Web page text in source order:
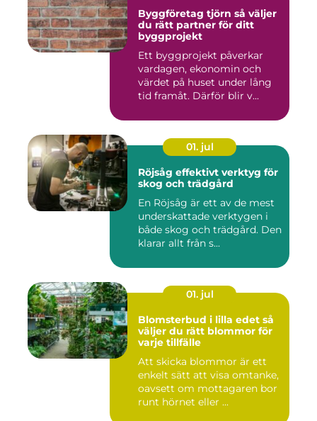
Byggföretag tjörn så väljer
du rätt partner för ditt
byggprojekt
Ett byggprojekt påverkar
vardagen, ekonomin och
värdet på huset under lång
tid framåt. Därför blir v...
01. jul
Röjsåg effektivt verktyg för
skog och trädgård
En Röjsåg är ett av de mest
underskattade verktygen i
både skog och trädgård. Den
klarar allt från s...
01. jul
Blomsterbud i lilla edet så
väljer du rätt blommor för
varje tillfälle
Att skicka blommor är ett
enkelt sätt att visa omtanke,
oavsett om mottagaren bor
runt hörnet eller ...